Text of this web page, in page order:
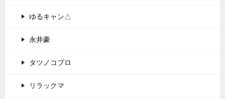
ゆるキャン△
永井豪
タツノコプロ
リラックマ